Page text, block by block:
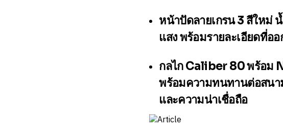
หน้าปัดลายเกรน 3 สีใหม่
แสง พร้อมรายละเอียดที่อ
กลไก Caliber 80 พร้อม
พร้อมความทนทานต่อสนา
และความน่าเชื่อถือ